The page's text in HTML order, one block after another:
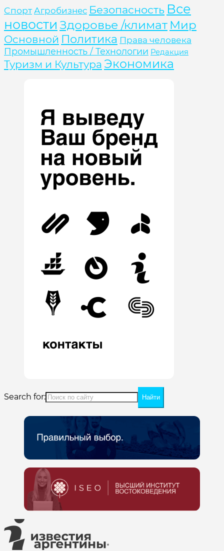
Cпорт Агробизнес Безопасность Все
новости Здоровье /климат Мир
Основной Политика Права человека
Промышленность / Технологии Редакция
Туризм и Культура Экономика
Search for: